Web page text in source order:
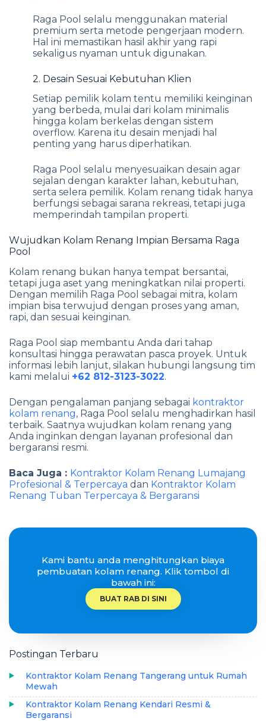
Raga Pool selalu menggunakan material
premium serta metode pengerjaan modern.
Hal ini memastikan hasil akhir yang rapi
sekaligus nyaman untuk digunakan.
2. Desain Sesuai Kebutuhan Klien
Setiap pemilik kolam tentu memiliki keinginan
yang berbeda, mulai dari kolam minimalis
hingga kolam berkelas dengan sistem
overflow. Karena itu desain menjadi hal
penting yang harus diperhatikan.
Raga Pool selalu menyesuaikan desain agar
sejalan dengan karakter lahan, kebutuhan,
serta selera pemilik. Kolam renang tidak hanya
berfungsi sebagai sarana rekreasi, tetapi juga
memperindah tampilan properti.
Wujudkan Kolam Renang Impian Bersama Raga
Pool
Kolam renang bukan hanya tempat bersantai,
tetapi juga aset yang meningkatkan nilai properti.
Dengan memilih Raga Pool sebagai mitra, kolam
impian bisa terwujud dengan proses yang aman,
rapi, dan sesuai keinginan.
Raga Pool siap membantu Anda dari tahap
konsultasi hingga perawatan pasca proyek. Untuk
informasi lebih lanjut, silakan hubungi langsung tim
kami melalui +62 812-3123-3022.
Dengan pengalaman panjang sebagai kontraktor
kolam renang, Raga Pool selalu menghadirkan hasil
terbaik. Saatnya wujudkan kolam renang yang
Anda inginkan dengan layanan profesional dan
bergaransi resmi.
Baca Juga : Kontraktor Kolam Renang Lumajang
Profesional & Terpercaya dan Kontraktor Kolam
Renang Tuban Terpercaya & Bergaransi
Kami bantu anda menghitungkan biaya
pembuatan kolam renang. Klik tombol di
bawah ini:
BUAT RAB DI SINI
Postingan Terbaru
Kontraktor Kolam Renang Tangerang untuk Rumah
Mewah
Kontraktor Kolam Renang Kendari Resmi &
Bergaransi